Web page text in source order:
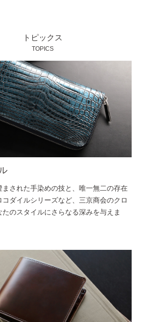
トピックス
TOPICS
まされた手染めの技と、唯一無二の存在
ダイルシリーズなど、三京商会のクロ
たのスタイルにさらなる深みを与えま